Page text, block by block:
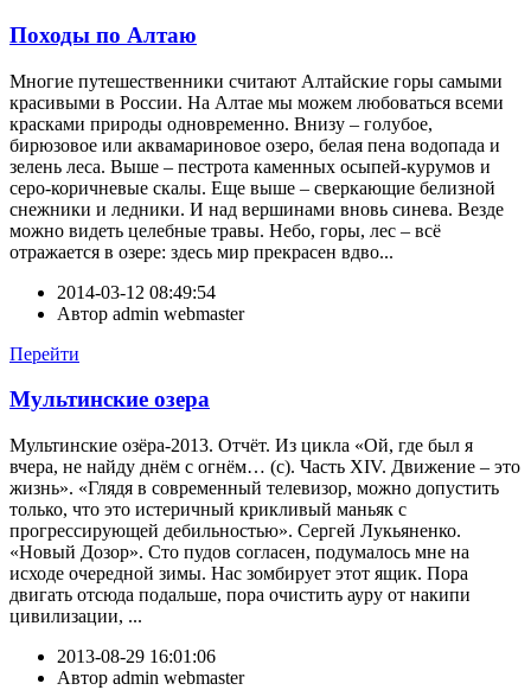
Походы по Алтаю
Многие путешественники считают Алтайские горы самыми
красивыми в России. На Алтае мы можем любоваться всеми
красками природы одновременно. Внизу – голубое,
бирюзовое или аквамариновое озеро, белая пена водопада и
зелень леса. Выше – пестрота каменных осыпей-курумов и
серо-коричневые скалы. Еще выше – сверкающие белизной
снежники и ледники. И над вершинами вновь синева. Везде
можно видеть целебные травы. Небо, горы, лес – всё
отражается в озере: здесь мир прекрасен вдво...
2014-03-12 08:49:54
Автор admin webmaster
Перейти
Мультинские озера
Мультинские озёра-2013. Отчёт. Из цикла «Ой, где был я
вчера, не найду днём с огнём… (с). Часть XIV. Движение – это
жизнь». «Глядя в современный телевизор, можно допустить
только, что это истеричный крикливый маньяк с
прогрессирующей дебильностью». Сергей Лукьяненко.
«Новый Дозор». Сто пудов согласен, подумалось мне на
исходе очередной зимы. Нас зомбирует этот ящик. Пора
двигать отсюда подальше, пора очистить ауру от накипи
цивилизации, ...
2013-08-29 16:01:06
Автор admin webmaster